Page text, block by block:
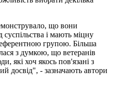
що вони
і мають міцну
групою. Більша
з думкою, що ветеранів
які хоч якось пов'язані з
досвід", - зазначають автори